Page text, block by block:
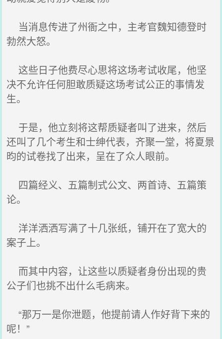
当消息传进了州衙之中，主考官魏知德登时
勃然大怒。
这些日子他费尽心思将这场考试收尾，他坚
决不允许任何胆敢质疑这场考试公正的事情发
生。
于是，他立刻将这帮质疑者叫了进来，然后
还叫了几个考生和士绅代表，齐聚一堂，将夏景
昀的试卷找了出来，呈在了众人眼前。
四篇经义、五篇制式公文、两首诗、五篇策
论。
洋洋洒洒写满了十几张纸，铺开在了宽大的
案子上。
而其中内容，让这些以质疑者身份出现的贵
公子们也挑不出什么毛病来。
“那万一是你泄题，他提前请人作好背下来的
呢！”